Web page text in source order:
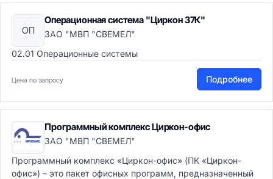
ОП
Операционная система "Циркон 37К"
ЗАО "МВП "СВЕМЕЛ"
02.01 Операционные системы
Цена по запросу Подробнее
Программный комплекс Циркон-офис
ЗАО "МВП "СВЕМЕЛ"
Программный комплекс «Циркон-офис» (ПК «Циркон-
офис») – это пакет офисных программ, предназначенный